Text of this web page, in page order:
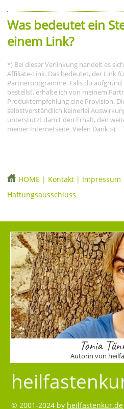
Was bedeutet ein
einem Link?
*) Bei dieser Verlinkung handelt es
Affiliate-Link. Das bedeutet, der Link
Partnerprogramme. Falls du
bestellst, erhalte ich von meinem
Produktempfehlung eine Provision.
selbstverständlich keinerlei
unterstützt damit den Erhalt, den
meiner Internetseite. Vielen Dank :-)
HOME | Kontakt | Impressum
Haftungsausschluss
Tonia
Autorin von
© 2001-2024 by heilfastenkur.de